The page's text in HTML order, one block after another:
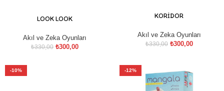
LOOK LOOK
Akıl ve Zeka Oyunları
₺330,00 ₺300,00
KORİDOR
Akıl ve Zeka Oyunları
₺330,00 ₺300,00
-10% -12%